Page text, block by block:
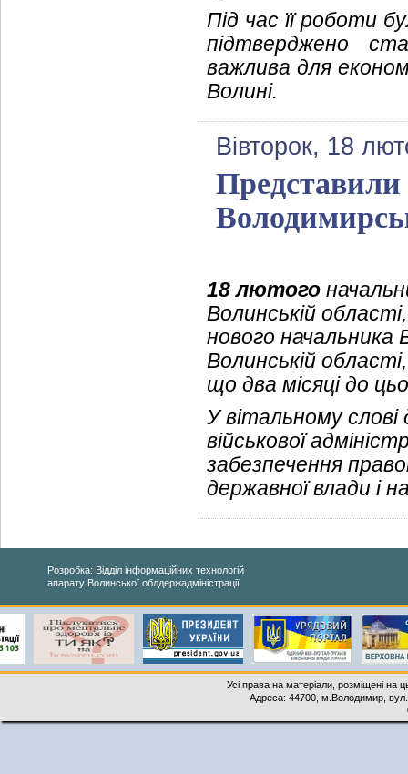
Під час її роботи
підтверджено
важлива для
Волині.
Вівторок, 18
Представили
18 лютого
Волинській
нового начальника
Волинській
що два місяці до
У вітальному слові
військової
забезпечення
державної влади і
Розробка: Відділ інформаційних технологій
апарату Волинської облдержадміністрації
Усі права на матеріали, розміщені на
Адреса: 44700, м.Володимир,